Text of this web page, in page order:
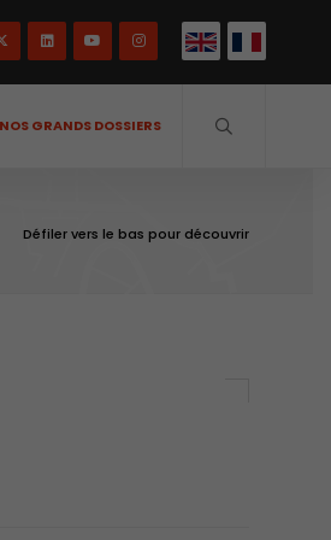
NOS GRANDS DOSSIERS
Défiler vers le bas pour découvrir